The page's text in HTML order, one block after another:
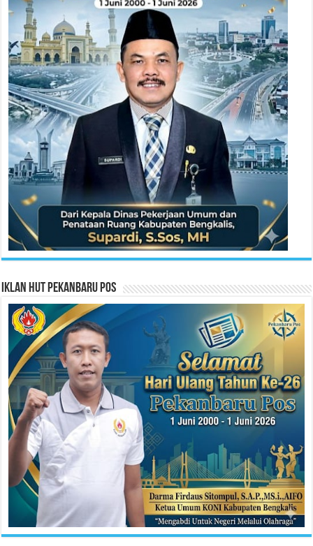
Iklan HUT Pekanbaru Pos